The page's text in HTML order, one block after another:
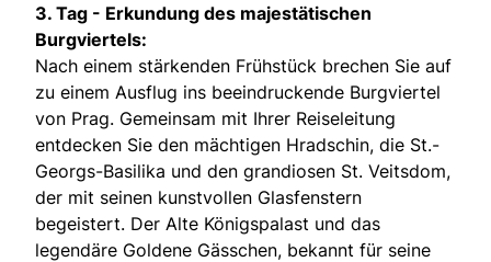
3. Tag - Erkundung des majestätischen
Burgviertels:
Nach einem stärkenden Frühstück brechen Sie auf
zu einem Ausflug ins beeindruckende Burgviertel
von Prag. Gemeinsam mit Ihrer Reiseleitung
entdecken Sie den mächtigen Hradschin, die St.-
Georgs-Basilika und den grandiosen St. Veitsdom,
der mit seinen kunstvollen Glasfenstern
begeistert. Der Alte Königspalast und das
legendäre Goldene Gässchen, bekannt für seine